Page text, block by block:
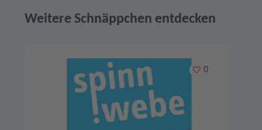
Weitere Schnäppchen entdecken
Merken
0